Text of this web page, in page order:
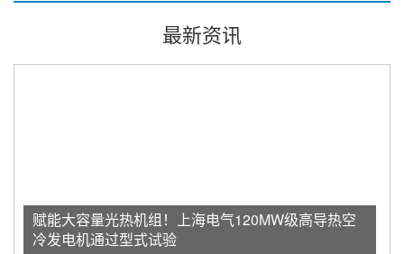
最新资讯
赋能大容量光热机组！上海电气120MW级高导热空
冷发电机通过型式试验